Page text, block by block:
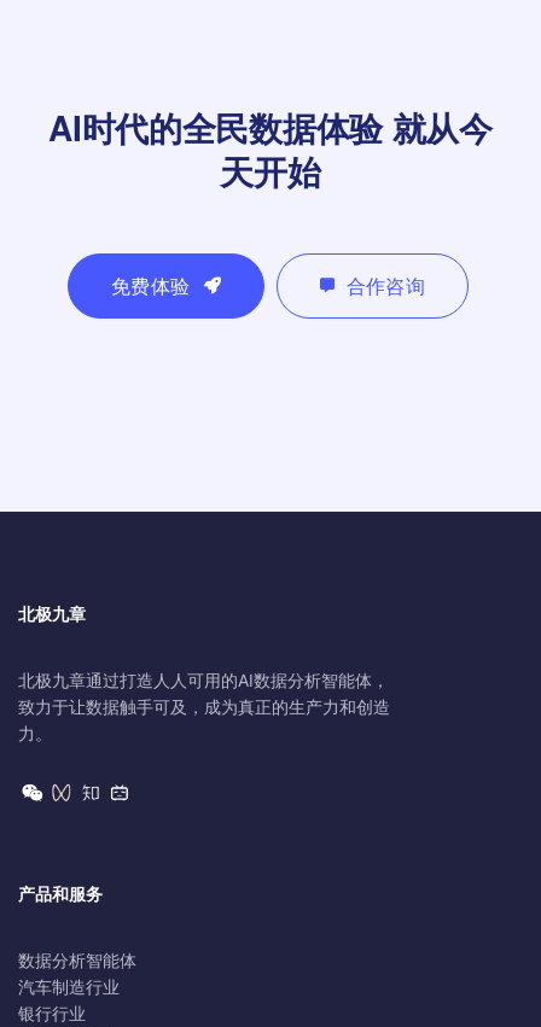
AI时代的全民数据体验就从今
天开始
免费体验 合作咨询
北极九章
北极九章通过打造人人可用的AI数据分析智能体，
致力于让数据触手可及，成为真正的生产力和创造
力。
产品和服务
数据分析智能体
汽车制造行业
银行行业